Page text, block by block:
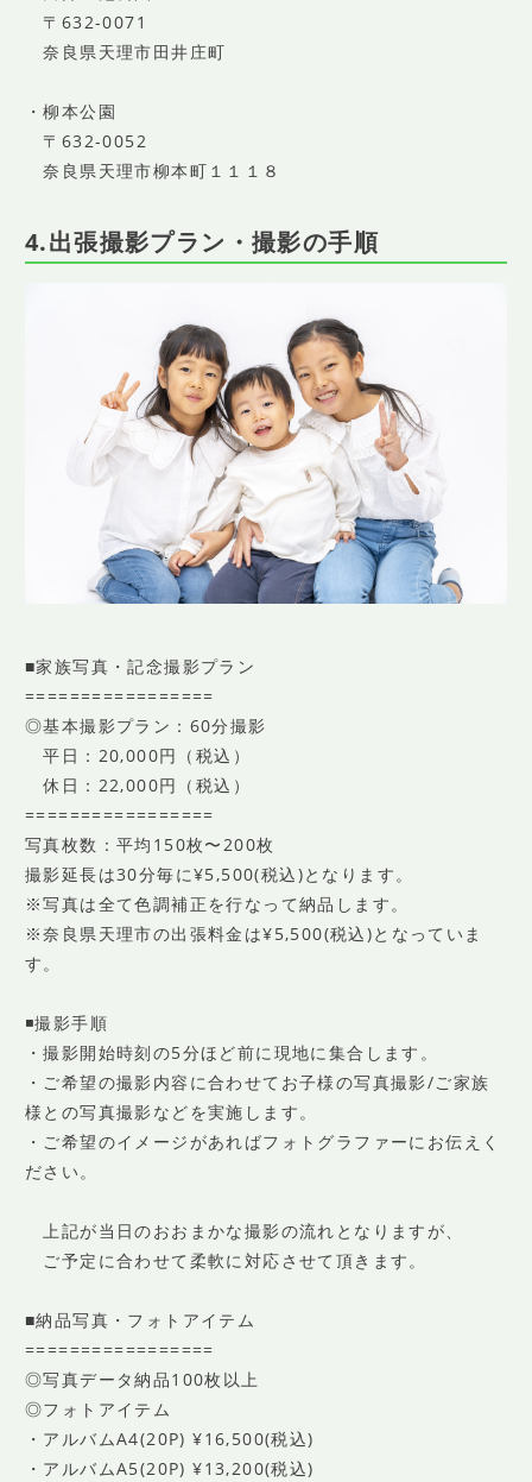
〒632-0071
奈良県天理市田井庄町
・柳本公園
〒632-0052
奈良県天理市柳本町１１１８
4.出張撮影プラン・撮影の手順
■家族写真・記念撮影プラン
=================
◎基本撮影プラン：60分撮影
平日：20,000円（税込）
休日：22,000円（税込）
=================
写真枚数：平均150枚〜200枚
撮影延長は30分毎に¥5,500(税込)となります。
※写真は全て色調補正を行なって納品します。
※奈良県天理市の出張料金は¥5,500(税込)となっていま
す。
◾️撮影手順
・撮影開始時刻の5分ほど前に現地に集合します。
・ご希望の撮影内容に合わせてお子様の写真撮影/ご家族
様との写真撮影などを実施します。
・ご希望のイメージがあればフォトグラファーにお伝えく
ださい。
上記が当日のおおまかな撮影の流れとなりますが、
ご予定に合わせて柔軟に対応させて頂きます。
■納品写真・フォトアイテム
=================
◎写真データ納品100枚以上
◎フォトアイテム
・アルバムA4(20P) ¥16,500(税込)
・アルバムA5(20P) ¥13,200(税込)